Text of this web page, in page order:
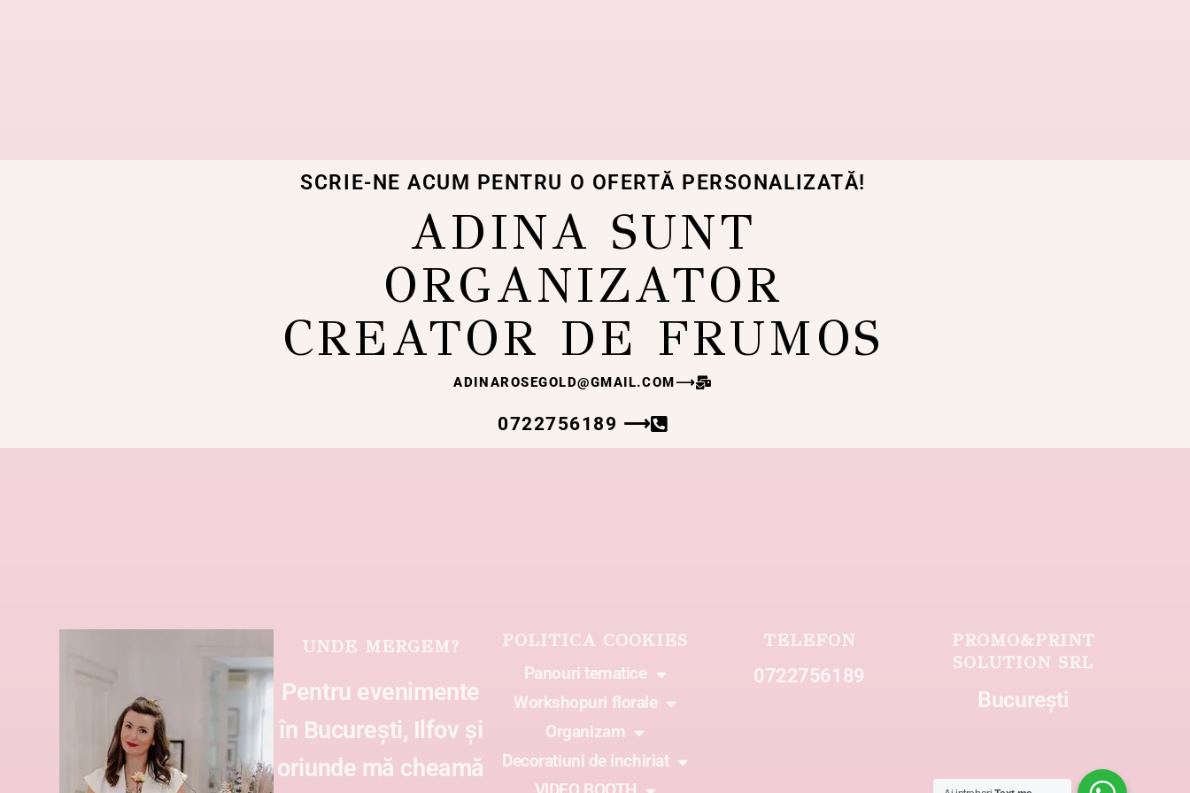
SCRIE-NE ACUM PENTRU O OFERTĂ PERSONALIZATĂ!
ADINA SUNT
ORGANIZATOR
CREATOR DE FRUMOS
ADINAROSEGOLD@GMAIL.COM ⟶
0722756189 ⟶
UNDE MERGEM?
Pentru evenimente
în București, Ilfov și
oriunde mă cheamă
POLITICA COOKIES
Panouri tematice
Workshopuri florale
Organizam
Decoratiuni de inchiriat
TELEFON
0722756189
PROMO&PRINT
SOLUTION SRL
București